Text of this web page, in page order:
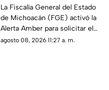
Desaparecen los niños
Emma Sofía y Franco
Leonardo en Villas del
Pedregal
La Fiscalía General del Estado
de Michoacán (FGE) activó la
Alerta Amber para solicitar el
apoyo urgente de la ciudadanía
agosto 08, 2026 11:27 a. m.